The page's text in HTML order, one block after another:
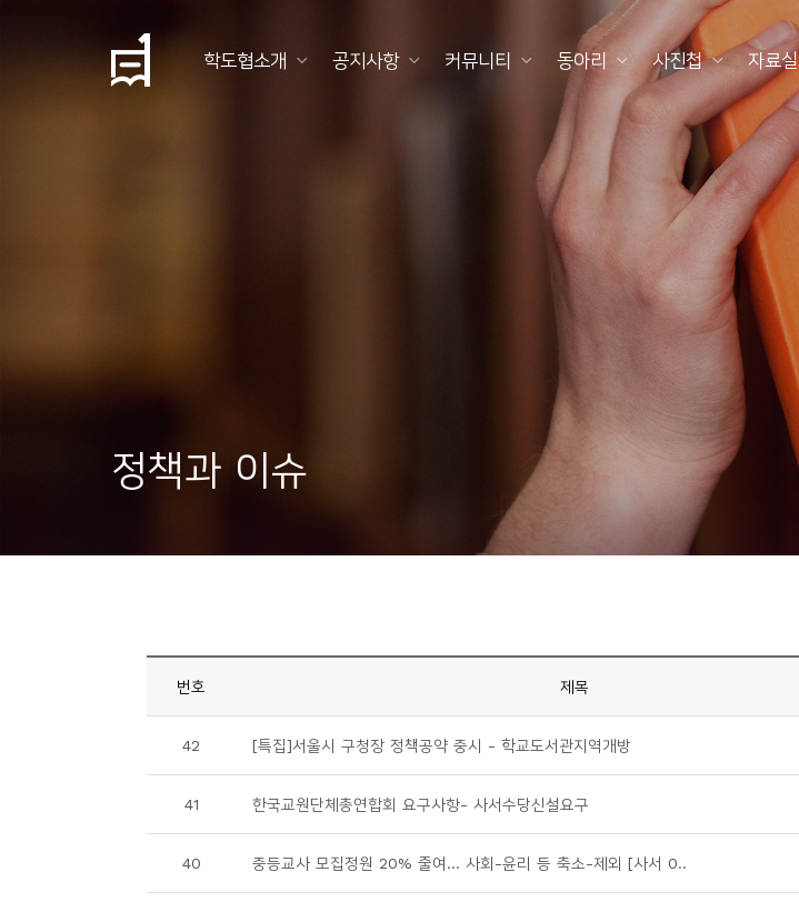
학도협소개 공지사항 커뮤니티 동아리 사진첩 자료실
정책과 이슈
번호 제목
42 [특집]서울시 구청장 정책공약 중시 - 학교도서관지역개방
41 한국교원단체총연합회 요구사항- 사서수당신설요구
40 중등교사 모집정원 20% 줄여… 사회-윤리 등 축소-제외 [사서 0..
티